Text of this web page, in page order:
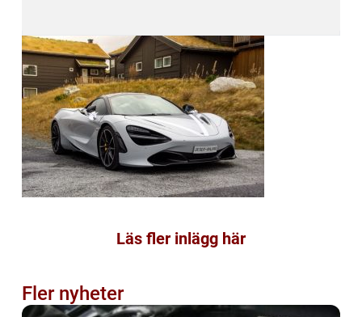
Läs fler inlägg här
Fler nyheter